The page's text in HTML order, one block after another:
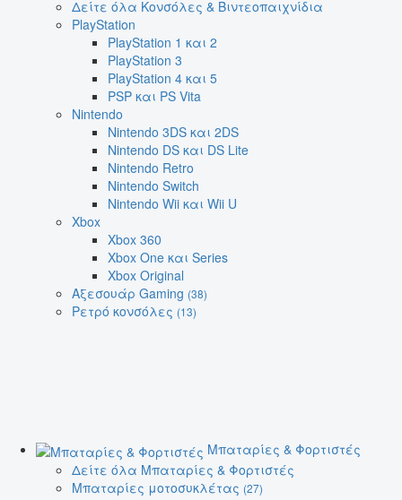
Δείτε όλα Κονσόλες & Βιντεοπαιχνίδια
PlayStation
PlayStation 1 και 2
PlayStation 3
PlayStation 4 και 5
PSP και PS Vita
Nintendo
Nintendo 3DS και 2DS
Nintendo DS και DS Lite
Nintendo Retro
Nintendo Switch
Nintendo Wii και Wii U
Xbox
Xbox 360
Xbox One και Series
Xbox Original
Αξεσουάρ Gaming (38)
Ρετρό κονσόλες (13)
Μπαταρίες & Φορτιστές
Δείτε όλα Μπαταρίες & Φορτιστές
Μπαταρίες μοτοσυκλέτας (27)